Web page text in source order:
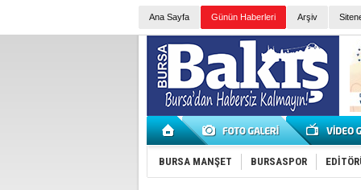
Ana Sayfa Günün Haberleri Arşiv
BURSA MANŞET BURSASPOR